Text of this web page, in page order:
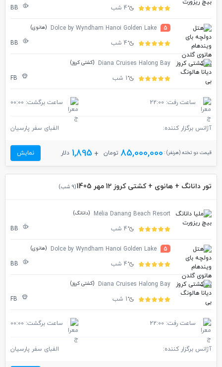
4 شب BB
5
Dolce by Wyndham Hanoi Golden Lake (هانوی)
4 شب BB
Diana Cruises Halong Bay (کشتی کروز)
1 شب FB
ساعت رفت: 22:00 ساعت برگشت: 00:00
آژانس برگزار کننده: الفبای سفر پارسیان
قیمت دو تخته (هرنفر) : 85,000,000 تومان 1,895 دلار نمایش
تور دانانگ + هانوی + کشتی کروز 12 مهر 1405 (9 شب)
Melia Danang Beach Resort (دانانگ)
4 شب BB
5
Dolce by Wyndham Hanoi Golden Lake (هانوی)
4 شب BB
Diana Cruises Halong Bay (کشتی کروز)
1 شب FB
ساعت رفت: 22:00 ساعت برگشت: 00:00
آژانس برگزار کننده: الفبای سفر پارسیان